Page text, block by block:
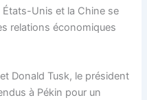
Unis et la Chine se
relations économiques
Donald Tusk, le président
à Pékin pour un